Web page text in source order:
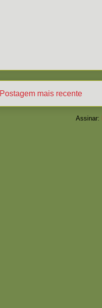
Postagem mais recente
Assinar: